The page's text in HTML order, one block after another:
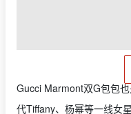
Gucci Marmont双G包包
代Tiffany、杨幂等一线女